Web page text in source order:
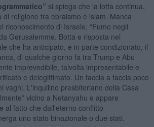
si spiega che la lotta continua,
religione tra ebraismo e islam. Manca
riconoscimento di Israele. “Fumo negli
Gerusalemme. Botta e risposta nel
che ha anticipato, e in parte condizionato, il
di qualche giorno fa tra Trump e Abu
imprevedibile, talvolta impresentabile e
e delegittimato. Un faccia a faccia poco
vaghi. L'inquilino presbiteriano della Casa
vicino a Netanyahu e appare
al fatto che dall'eterno conflitto
uno stato binazionale o due stati.